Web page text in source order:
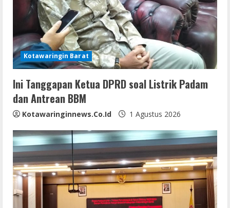
a
d
i
n
g
Kotawaringin Barat
Ini Tanggapan Ketua DPRD soal Listrik Padam
dan Antrean BBM
Kotawaringinnews.co.id 1 Agustus 2026